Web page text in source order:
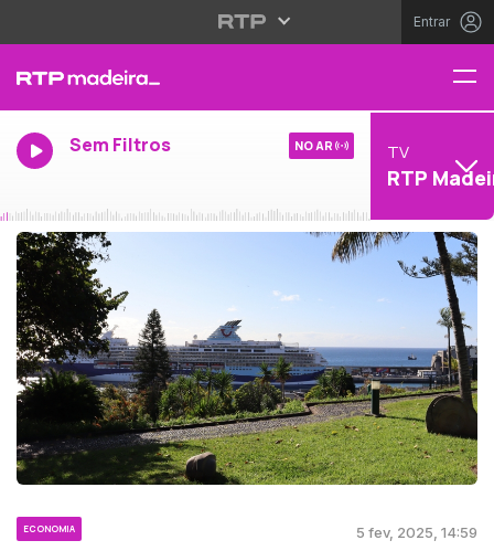
Entrar
Sem Filtros NO AR TV
RTP
ECONOMIA 5 fev, 2025, 14:59